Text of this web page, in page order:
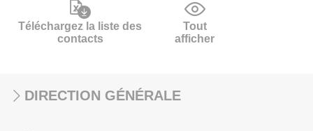
Téléchargez la liste des
contacts
Tout
afficher
DIRECTION GÉNÉRALE